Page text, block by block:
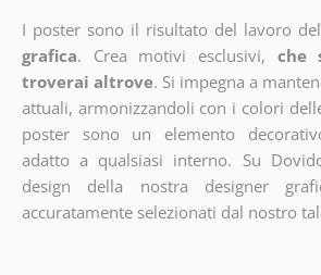
I poster sono il risultato del lavoro
grafica. Crea motivi esclusivi, che
troverai altrove. Si impegna a
attuali, armonizzandoli con i colori
poster sono un elemento
adatto a qualsiasi interno. Su
design della nostra designer
accuratamente selezionati dal nostro